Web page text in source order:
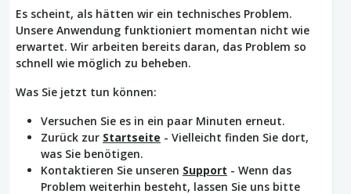
Es scheint, als hätten wir ein technisches Problem.
Unsere Anwendung funktioniert momentan nicht wie
erwartet. Wir arbeiten bereits daran, das Problem so
schnell wie möglich zu beheben.
Was Sie jetzt tun können:
Versuchen Sie es in ein paar Minuten erneut.
Zurück zur Startseite - Vielleicht finden Sie dort,
was Sie benötigen.
Kontaktieren Sie unseren Support - Wenn das
Problem weiterhin besteht, lassen Sie uns bitte